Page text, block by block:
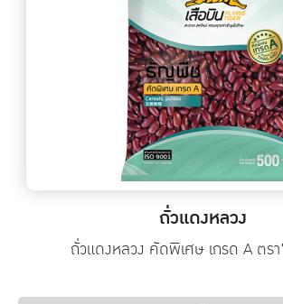
ถั่วแดงหลวง
ถั่วแดงหลวง คัดพิเศษ เกรด A ตร